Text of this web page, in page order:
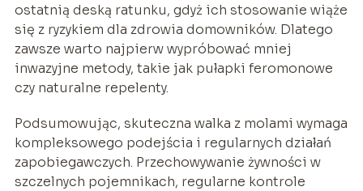
ostatnią deską ratunku, gdyż ich stosowanie wiąże
się z ryzykiem dla zdrowia domowników. Dlatego
zawsze warto najpierw wypróbować mniej
inwazyjne metody, takie jak pułapki feromonowe
czy naturalne repelenty.
Podsumowując, skuteczna walka z molami wymaga
kompleksowego podejścia i regularnych działań
zapobiegawczych. Przechowywanie żywności w
szczelnych pojemnikach, regularne kontrole